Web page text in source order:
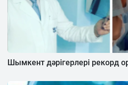
Шымкент дәрігерлері рекорд